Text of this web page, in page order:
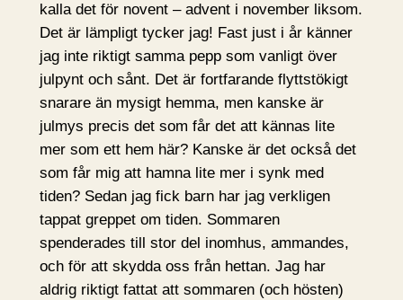
kalla det för novent – advent i november liksom.
Det är lämpligt tycker jag! Fast just i år känner
jag inte riktigt samma pepp som vanligt över
julpynt och sånt. Det är fortfarande flyttstökigt
snarare än mysigt hemma, men kanske är
julmys precis det som får det att kännas lite
mer som ett hem här? Kanske är det också det
som får mig att hamna lite mer i synk med
tiden? Sedan jag fick barn har jag verkligen
tappat greppet om tiden. Sommaren
spenderades till stor del inomhus, ammandes,
och för att skydda oss från hettan. Jag har
aldrig riktigt fattat att sommaren (och hösten)